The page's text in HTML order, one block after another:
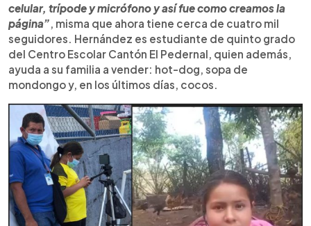
celular, trípode y micrófono y así fue como creamos la
página” , misma que ahora tiene cerca de cuatro mil
seguidores. Hernández es estudiante de quinto grado
del Centro Escolar Cantón El Pedernal, quien además,
ayuda a su familia a vender: hot-dog, sopa de
mondongo y, en los últimos días, cocos.